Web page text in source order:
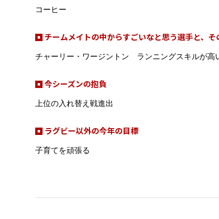
コーヒー
チームメイトの中からすごいなと思う選手と、
チャーリー・ワージントン ランニングスキルが高
今シーズンの抱負
上位の入れ替え戦進出
ラグビー以外の今年の目標
子育てを頑張る